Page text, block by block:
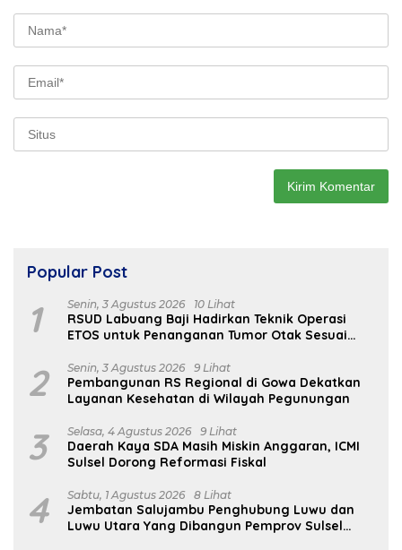
Popular Post
1 Senin, 3 Agustus 2026 10 Lihat
RSUD Labuang Baji Hadirkan Teknik Operasi
ETOS untuk Penanganan Tumor Otak Sesuai
2 Senin, 3 Agustus 2026 9 Lihat
Pembangunan RS Regional di Gowa Dekatkan
Layanan Kesehatan di Wilayah Pegunungan
3 Selasa, 4 Agustus 2026 9 Lihat
Daerah Kaya SDA Masih Miskin Anggaran, ICMI
Sulsel Dorong Reformasi Fiskal
4 Sabtu, 1 Agustus 2026 8 Lihat
Jembatan Salujambu Penghubung Luwu dan
Luwu Utara Yang Dibangun Pemprov Sulsel